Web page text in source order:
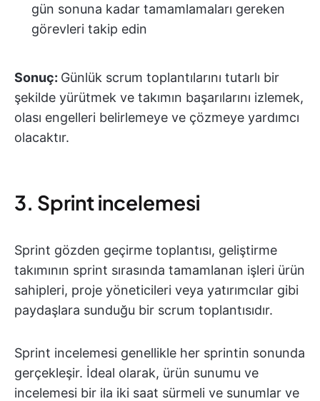
gün sonuna kadar tamamlamaları gereken
görevleri takip edin
Sonuç: Günlük scrum toplantılarını tutarlı bir
şekilde yürütmek ve takımın başarılarını izlemek,
olası engelleri belirlemeye ve çözmeye yardımcı
olacaktır.
3. Sprint incelemesi
Sprint gözden geçirme toplantısı, geliştirme
takımının sprint sırasında tamamlanan işleri ürün
sahipleri, proje yöneticileri veya yatırımcılar gibi
paydaşlara sunduğu bir scrum toplantısıdır.
Sprint incelemesi genellikle her sprintin sonunda
gerçekleşir. İdeal olarak, ürün sunumu ve
incelemesi bir ila iki saat sürmeli ve sunumlar ve